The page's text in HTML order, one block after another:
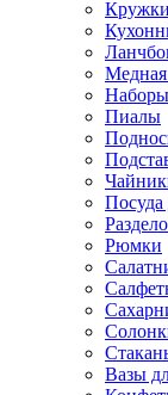
Кружки
Медная
Пиалы
Посуда
Рюмки
Вазы